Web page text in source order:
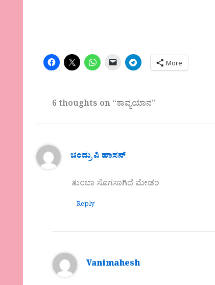
More
6 thoughts on “ಕಾವ್ಯಯಾನ”
ಚಂದ್ರು ಪಿ ಹಾಸನ್
ತುಂಬಾ ಸೊಗಸಾಗಿದೆ ಮೇಡಂ
Reply
Vanimahesh